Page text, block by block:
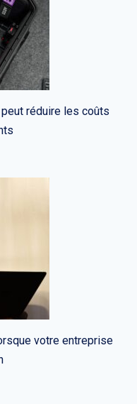
réduire les coûts
votre entreprise